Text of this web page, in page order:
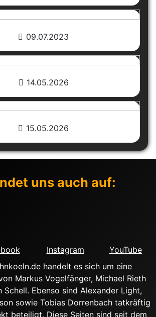
09.07.2023
14.05.2026
15.05.2026
uns auch auf:
Instagram
YouTube
handelt es sich um eine
Markus Vogelfänger, Michael Rieth
Schell. Ebenso sind Alexander Light,
sowie Tobias Dorrenbach tatkräftig
beteiligt. Diese Seiten sind seit dem